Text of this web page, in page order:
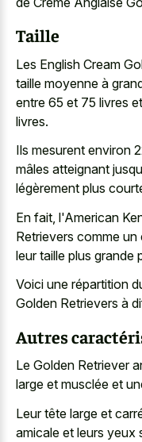
Taille
Les English Cream
taille moyenne à
entre 65 et 75 livres
livres.
Ils mesurent environ
mâles atteignant
légèrement plus
En fait, l'American
Retrievers comme
leur taille plus grande
Voici une répartition
Golden Retrievers à
Autres
Le Golden Retriever
large et musclée et
Leur tête large et
amicale et leurs yeux